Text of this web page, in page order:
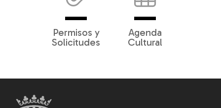
Permisos y
Solicitudes
Agenda
Cultural